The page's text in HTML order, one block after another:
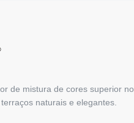
de mistura de cores superior no
naturais e elegantes.